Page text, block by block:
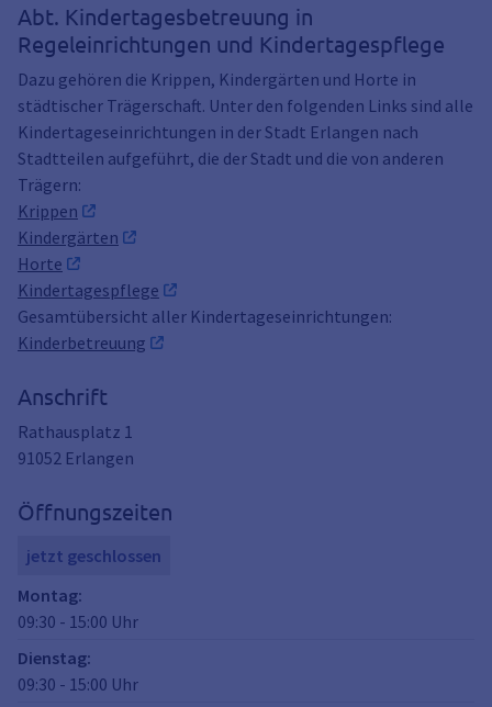
Abt. Kindertagesbetreuung in
Regeleinrichtungen und Kindertagespflege
Dazu gehören die Krippen, Kindergärten und Horte in
städtischer Trägerschaft. Unter den folgenden Links sind alle
Kindertageseinrichtungen in der Stadt Erlangen nach
Stadtteilen aufgeführt, die der Stadt und die von anderen
Trägern:
Krippen
Kindergärten
Horte
Kindertagespflege
Gesamtübersicht aller Kindertageseinrichtungen:
Kinderbetreuung
Anschrift
Rathausplatz 1
91052 Erlangen
Öffnungszeiten
jetzt geschlossen
Montag:
09:30 - 15:00 Uhr
Dienstag:
09:30 - 15:00 Uhr